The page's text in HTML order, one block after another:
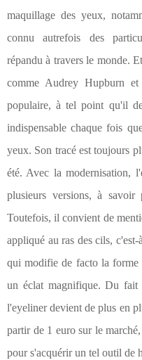
maquillage des yeux,
connu autrefois des
répandu à travers le monde.
comme Audrey Hupburn
populaire, à tel point qu'il
indispensable chaque fois
yeux. Son tracé est toujours
été. Avec la modernisation,
plusieurs versions, à savoir
Toutefois, il convient de
appliqué au ras des cils,
qui modifie de facto la
un éclat magnifique. Du fait
l'eyeliner devient de plus en
partir de 1 euro sur le
pour s'acquérir un tel outil de